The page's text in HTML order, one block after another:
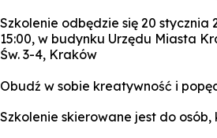
Szkolenie odbędzie się 20 stycznia
15:00, w budynku Urzędu Miasta
Św. 3-4, Kraków
Obudź w sobie kreatywność i
Szkolenie skierowane jest do osób,